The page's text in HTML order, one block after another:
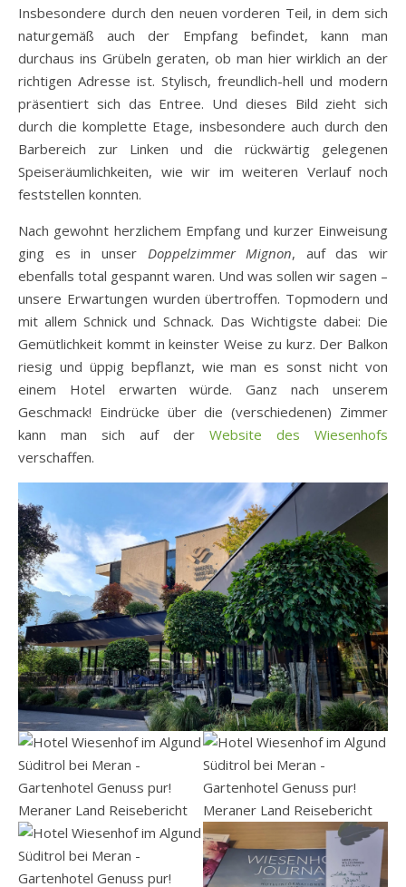
Insbesondere durch den neuen vorderen Teil, in dem sich
naturgemäß auch der Empfang befindet, kann man
durchaus ins Grübeln geraten, ob man hier wirklich an der
richtigen Adresse ist. Stylisch, freundlich-hell und modern
präsentiert sich das Entree. Und dieses Bild zieht sich
durch die komplette Etage, insbesondere auch durch den
Barbereich zur Linken und die rückwärtig gelegenen
Speiseräumlichkeiten, wie wir im weiteren Verlauf noch
feststellen konnten.
Nach gewohnt herzlichem Empfang und kurzer Einweisung
ging es in unser Doppelzimmer Mignon, auf das wir
ebenfalls total gespannt waren. Und was sollen wir sagen –
unsere Erwartungen wurden übertroffen. Topmodern und
mit allem Schnick und Schnack. Das Wichtigste dabei: Die
Gemütlichkeit kommt in keinster Weise zu kurz. Der Balkon
riesig und üppig bepflanzt, wie man es sonst nicht von
einem Hotel erwarten würde. Ganz nach unserem
Geschmack! Eindrücke über die (verschiedenen) Zimmer
kann man sich auf der Website des Wiesenhofs
verschaffen.